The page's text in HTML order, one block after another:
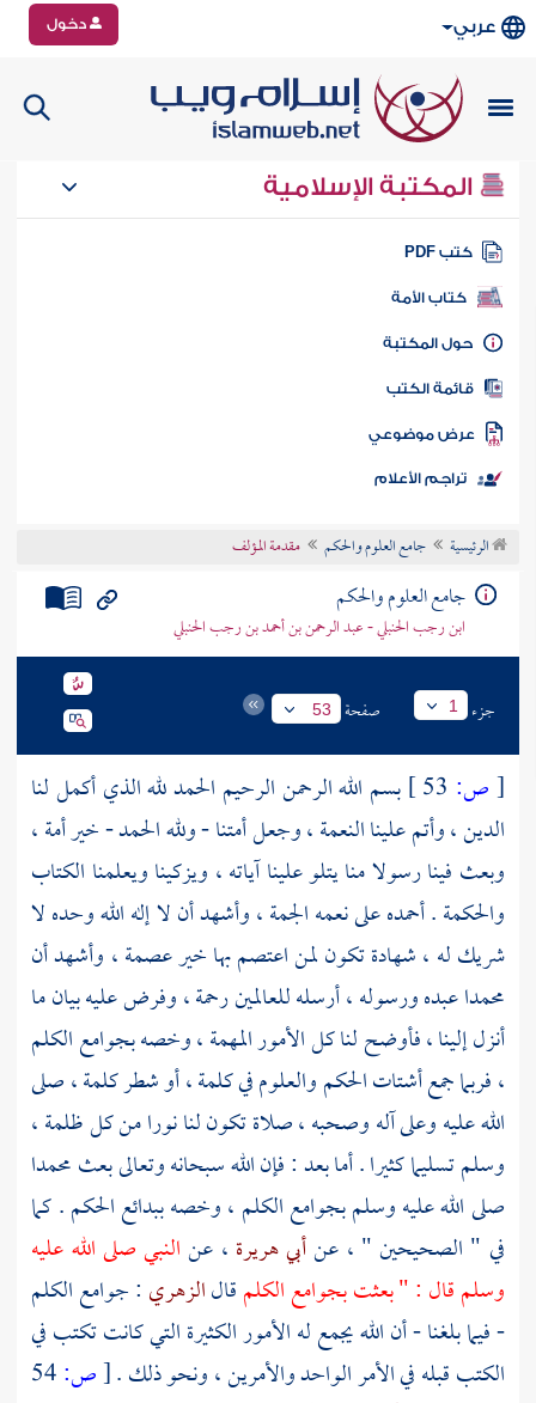
عربي دخول
المكتبة الإسلامية
كتب PDF
كتاب الأمة
المكتبة
الكتب
موضوعي
تراجم الأعلام
الرئيسية جامع العلوم والحكم مقدمة المؤلف
جامع العلوم والحكم
ابن رجب الحنبلي - عبد الرحمن بن أحمد بن رجب الحنبلي
جزء 1 صفحة 53
[ص:
بسم الله الرحمن الرحيم الحمد لله الذي أكمل لنا
الدين ، وأتم علينا النعمة ، وجعل أمتنا - ولله الحمد - خير أمة ،
وبعث فينا رسولا منا يتلو علينا آياته ، ويزكينا ويعلمنا الكتاب
والحكمة . أحمده على نعمه الجمة ، وأشهد أن لا إله الله وحده لا
شريك له ، شهادة تكون لمن اعتصم بها خير عصمة ، وأشهد أن
محمداعبده ورسوله ، أرسله للعالمين رحمة ، وفرض عليه بيان ما
أنزل إلينا ، فأوضح لنا كل الأمور المهمة ، وخصه بجوامع الكلم
، فربما جمع أشتات الحكم والعلوم في كلمة ، أو شطر كلمة ، صلى
الله عليه وعلى آله وصحبه ، صلاة تكون لنا نورا من كل ظلمة ،
وسلم تسليما كثيرا . أما بعد : فإن الله سبحانه وتعالى بعثمحمدا
صلى الله عليه وسلم بجوامع الكلم ، وخصه ببدائع الحكم . كما
في " الصحيحين " ، عنأبي هريرة ، عنالنبي صلى الله عليه
وسلم قال : " بعثت بجوامع الكلمقالالزهري : جوامع الكلم
- فيما بلغنا - أن الله يجمع له الأمور الكثيرة التي كانت تكتب في
الكتب قبله في الأمر الواحد والأمرين ، ونحو ذلك .[ص:54